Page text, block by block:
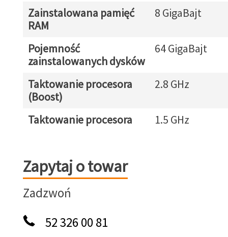
Zainstalowana pamięć
RAM
8 GigaBajt
Pojemność
zainstalowanych dysków
64 GigaBajt
Taktowanie procesora
(Boost)
2.8 GHz
Taktowanie procesora 1.5 GHz
Zapytaj o towar
Zapytaj o towar
Zadzwoń
52 326 00 81